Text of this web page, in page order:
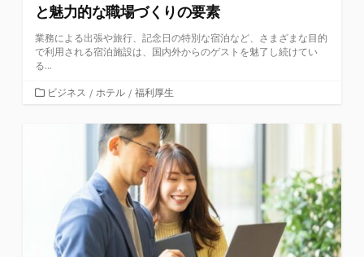
と魅力的な職場づくりの要素
業務による出張や旅行、記念日の特別な宿泊など、さまざまな目的
で利用される宿泊施設は、国内外からのゲストを魅了し続けてい
る...
カビジネス / ホテル / 福利厚生